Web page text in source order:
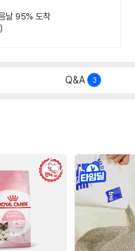
날 95% 도착
Q&A 3